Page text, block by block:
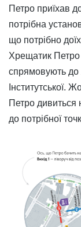
Петро приїхав
потрібна
що потрібно
Хрещатик Петро
спрямовують до
Інститутської.
Петро дивиться
до потрібної